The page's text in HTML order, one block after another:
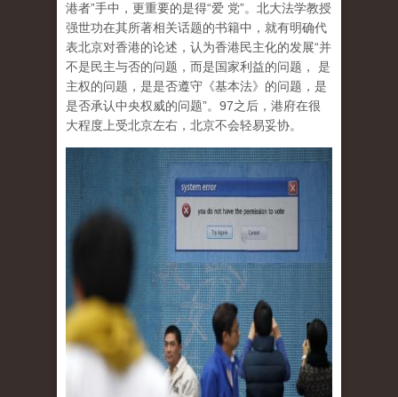
港者”手中，更重要的是得“爱 党”。北大法学教授
强世功在其所著相关话题的书籍中，就有明确代
表北京对香港的论述，认为香港民主化的发展“并
不是民主与否的问题，而是国家利益的问题， 是
主权的问题，是是否遵守《基本法》的问题，是
是否承认中央权威的问题”。97之后，港府在很
大程度上受北京左右，北京不会轻易妥协。